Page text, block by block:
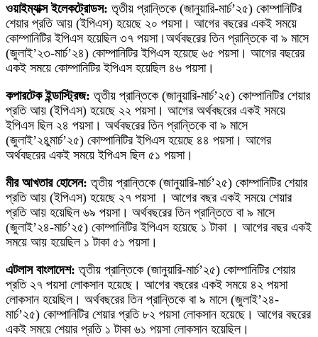
ওয়াইম্যাক্স ইলেকট্রোডস: তৃতীয় প্রান্তিকে (জানুয়ারি-মার্চ’২৫) কোম্পানিটির
শেয়ার প্রতি আয় (ইপিএস) হয়েছে ২০ পয়সা। আগের বছরের একই সময়ে
কোম্পানিটির ইপিএস হয়েছিল ৩৭ পয়সা।অর্থবছরের তিন প্রান্তিকে বা ৯ মাসে
(জুলাই’২৩-মার্চ’২৪) কোম্পানিটির ইপিএস হয়েছে ৬৫ পয়সা। আগের বছরের
একই সময়ে কোম্পানিটির ইপিএস হয়েছিল ৪৬ পয়সা।
কপারটেক ইন্ডাস্ট্রিজ: তৃতীয় প্রান্তিকে (জানুয়ারি-মার্চ’২৫) কোম্পানিটির শেয়ার
প্রতি আয় (ইপিএস) হয়েছে ২২ পয়সা। আগের অর্থবছরের একই সময়ে
ইপিএস ছিল ২৪ পয়সা। অর্থবছরের তিন প্রান্তিকে বা ৯ মাসে
(জুলাই’২৪ুমার্চ’২৫) কোম্পানিটির ইপিএস হয়েছে ৪৪ পয়সা। আগের
অর্থবছরের একই সময়ে ইপিএস ছিল ৫১ পয়সা।
মীর আখতার হোসেন: তৃতীয় প্রান্তিকে (জানুয়ারি-মার্চ’২৫) কোম্পানিটির শেয়ার
প্রতি আয় (ইপিএস) হয়েছে ২৭ পয়সা । আগের বছর একই সময়ে শেয়ার
প্রতি আয় হয়েছিল ৬৯ পয়সা। অর্থবছরের তিন প্রান্তিতে বা ৯ মাসে
(জুলাই’২৪-মার্চ’২৫) কোম্পানিটির ইপিএস হয়েছে ১ টাকা । আগের বছর একই
সময়ে আয় হয়েছিল ১ টাকা ৫১ পয়সা।
এটলাস বাংলাদেশ: তৃতীয় প্রান্তিকে (জানুয়ারি-মার্চ’২৫) কোম্পানিটির শেয়ার
প্রতি ২৭ পয়সা লোকসান হয়েছে। আগের বছরের একই সময়ে ৪২ পয়সা
লোকসান হয়েছিল। অর্থবছরের তিন প্রান্তিকে বা ৯ মাসে (জুলাই’২৪-
মার্চ’২৫) কোম্পানিটির শেয়ার প্রতি ৮২ পয়সা লোকসান হয়েছে। আগের বছরের
একই সময়ে শেয়ার প্রতি ১ টাকা ৬১ পয়সা লোকসান হয়েছিল।